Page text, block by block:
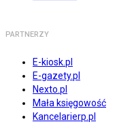
PARTNERZY
E-kiosk.pl
E-gazety.pl
Nexto.pl
Mała księgowość
Kancelarierp.pl